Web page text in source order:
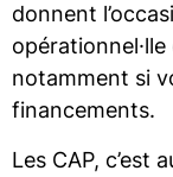
donnent
notamment si
financements.
Les CAP, c’est